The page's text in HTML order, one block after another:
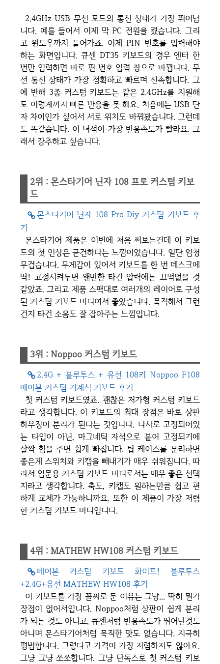
2.4GHz USB 무선 모드의 통신 상태가 가장 뛰어납
니다. 예를 들어서 이제 막 PC 전원을 켰습니다. 그리
고 윈도우까지 들어가죠. 이제 PIN 번호를 입력해야
하는 화면입니다. 큐센 DT35 키보드의 경우 엔터 한
번만 입력하면 바로 핀 번호 입력 창으로 바뀝니다. 무
선 통신 상태가 가장 정확하고 빠르며 신속합니다. 그
에 반해 3종 커스텀 키보드는 같은 2.4GHz를 지원해
도 이렇게까지 빠른 반응을 못 해요. 처음에는 USB 단
자 차이인가 싶어서 서로 위치도 바꿔봤습니다. 그런데
도 똑같습니다. 이 녀석이 가장 반응속도가 빨라요. 그
래서 강추하고 싶습니다.
2위 : 몬스타기어 닌자 108 프로 커스텀 키보
드
몬스타기어 닌자 108 Pro Diy 커스텀 키보드 후
기
몬스타기어 제품은 이번에 처음 써보는건데 이 키보
드의 첫 인상은 굳건하다는 느낌이었습니다. 일단 엄청
무겁습니다. 무게감이 있어서 키보드를 한 번 데스크에
딱! 고정시켜두면 왠만한 타건 압력에는 끄떡없을 것
같았죠. 그리고 제품 스팩대로 여러개의 레이어로 구성
된 커스텀 키보드 바디여서 좋았습니다. 묵직해서 그런
건지 타건 소음도 잘 잡아주는 느낌입니다.
3위 : Noppoo 커스텀 키보드
2.4G + 블루투스 + 유선 108키 Noppoo F108
베어본 커스텀 기계식 키보드 후기
첫 커스텀 키보드였죠. 괜찮은 저가형 커스텀 키보드
라고 생각합니다. 이 키보드의 최대 장점은 바로 상판
하우징이 분리가 된다는 것입니다. 나사로 고정되어있
는 타입이 아닌, 마그네틱 자석으로 붙어 고정되기에
살짝 힘을 주면 쉽게 빠집니다. 탑 케이스를 분리하면
좋은게 스위치와 키캡을 빼내기가 매우 쉬워집니다. 따
라서 입문용 커스텀 키보드 바디로서는 매우 좋은 선택
지라고 생각합니다. 축도, 키캡도 원하는만큼 쉽고 편
하게 교체가 가능하니까요. 또한 이 제품이 가장 저렴
한 커스텀 키보드 바디입니다.
4위 : MATHEW HW108 커스텀 키보드
베어본 커스텀 키보드 화이트! 블루투스
+2.4G+유선 MATHEW HW108 후기
이 키보드를 가장 꼴찌로 둔 이유는 그냥... 딱히 뭔가
장점이 없어서입니다. Noppoo처럼 상판이 쉽게 분리
가 되는 것도 아니고, 큐센처럼 반응속도가 뛰어난것도
아니며 몬스타기어처럼 묵직한 맛도 없습니다. 지극히
평범합니다. 그렇다고 가격이 가장 저렴하지도 않아요.
그냥 그냥 쏘쏘합니다. 그냥 단독스로 첫 커스텀 키보